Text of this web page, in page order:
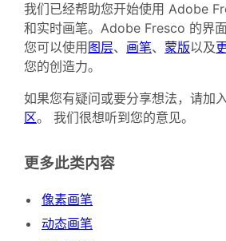
我们已经帮助您开始使用 Adobe
和实时画笔。Adobe Fresco 的界
您可以使用 图层、 画笔、 蒙版以及
您的创造力。
如果您有疑问或要分享想法，请加
区。 我们很想听到您的意见。
更多此类内容
像素画笔
动态画笔